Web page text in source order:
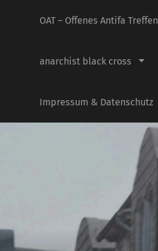
OAT – Offenes Antifa Treffen
anarchist black cross
Impressum & Datenschutz